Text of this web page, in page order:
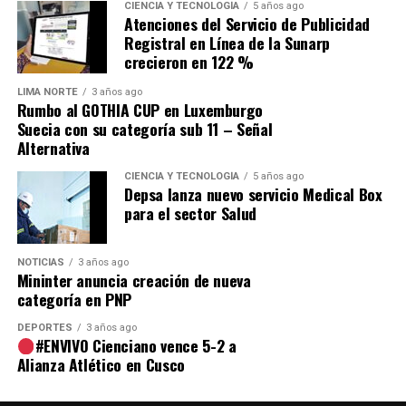
Comparte esto:
CIENCIA Y TECNOLOGÍA 5 años ago
Atenciones del Servicio de Publicidad
Registral en Línea de la Sunarp
crecieron en 122 %
LIMA NORTE 3 años ago
Rumbo al GOTHIA CUP en Luxemburgo
Suecia con su categoría sub 11 – Señal
Alternativa
CIENCIA Y TECNOLOGÍA 5 años ago
Depsa lanza nuevo servicio Medical Box
para el sector Salud
NOTICIAS 3 años ago
Mininter anuncia creación de nueva
categoría en PNP
DEPORTES 3 años ago
#ENVIVO Cienciano vence 5-2 a
Alianza Atlético en Cusco